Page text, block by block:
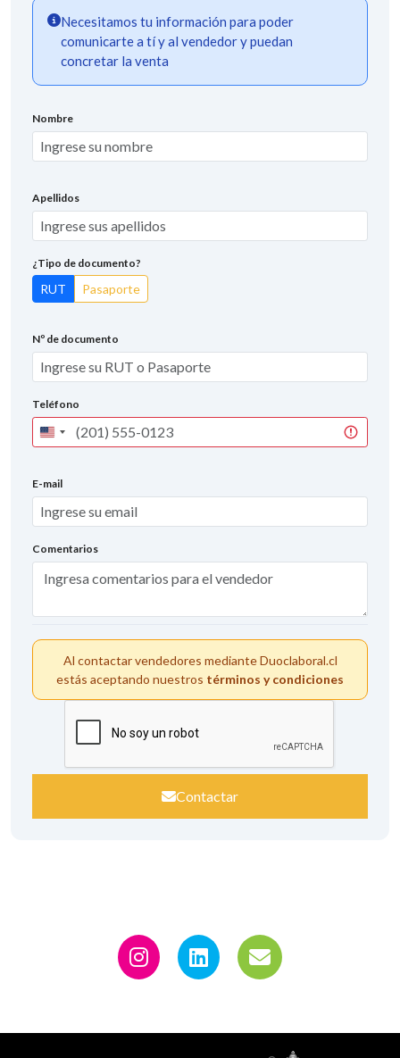
Necesitamos tu información para poder
comunicarte a tí y al vendedor y puedan
concretar la venta
Nombre
Apellidos
¿Tipo de documento?
RUT Pasaporte
Nº de documento
Teléfono
United
States
E-mail
Comentarios
Al contactar vendedores mediante Duoclaboral.cl
estás aceptando nuestros términos y condiciones
Contactar